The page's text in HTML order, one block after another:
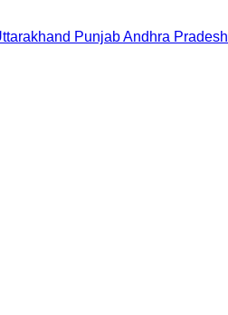
PunjabAndhra Pradesh